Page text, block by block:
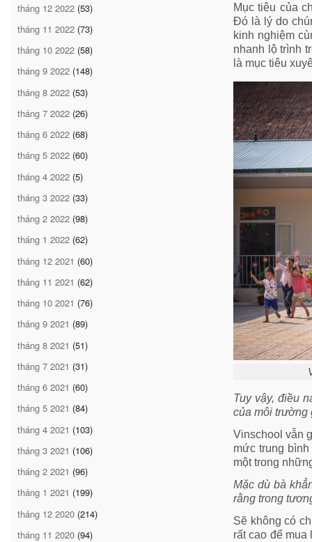
tháng 12 2022 (53)
tháng 11 2022 (73)
tháng 10 2022 (58)
tháng 9 2022 (148)
tháng 8 2022 (53)
tháng 7 2022 (26)
tháng 6 2022 (68)
tháng 5 2022 (60)
tháng 4 2022 (5)
tháng 3 2022 (33)
tháng 2 2022 (98)
tháng 1 2022 (62)
tháng 12 2021 (60)
tháng 11 2021 (62)
tháng 10 2021 (76)
tháng 9 2021 (89)
tháng 8 2021 (51)
tháng 7 2021 (31)
tháng 6 2021 (60)
tháng 5 2021 (84)
tháng 4 2021 (103)
tháng 3 2021 (106)
tháng 2 2021 (96)
tháng 1 2021 (199)
tháng 12 2020 (214)
tháng 11 2020 (94)
Mục tiêu của
Đó là lý do
kinh nghiệm
nhanh lộ trình
là mục tiêu
Tuy vậy, điều
của môi trường
Vinschool vẫn
mức trung
một trong
Mặc dù bà
rằng trong
Sẽ không có
rất cao để